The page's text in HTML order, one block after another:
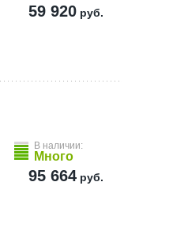
59 920 руб.
В наличии:
Много
95 664 руб.